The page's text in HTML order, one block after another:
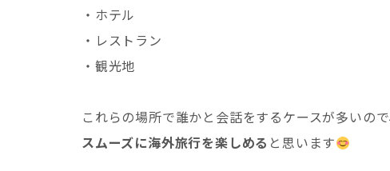
・ホテル
・レストラン
・観光地
これらの場所で誰かと会話をするケースが多いの
スムーズに海外旅行を楽しめる と思います